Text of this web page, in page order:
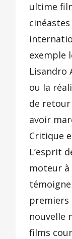
ultime
exemple
Lisandro
ou la
de retour
avoir
Critique
L’esprit
moteur à
premiers
nouvelle
films